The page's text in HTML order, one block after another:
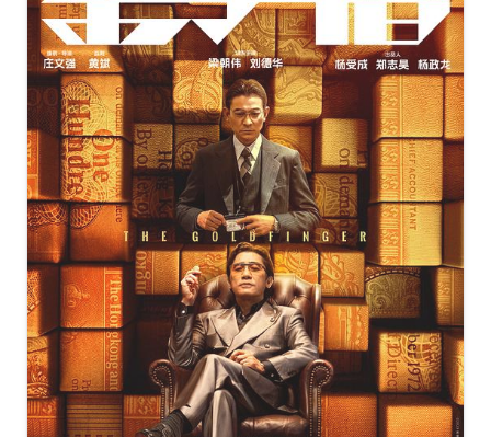
熊猫计划之部落奇遇记[国语音轨/简繁英字
幕].Panda.Plan.The.Magical.Tribe.2026.2160p.WEB-
DL.H265.DTS5.1-DreamHD
[7.01GB] 下载
熊猫计划之部落奇遇记[国语配音/中文字
幕].Panda.Plan.2.2026.2160p.WEB-DL.H265.DDP5.1-
QuickIO
[4.20GB] 复制 下载
熊猫计划之部落奇遇记[国语配音/中文字
幕].2026.2160p.WEB-DL.H265.DDP5.1.2Audios-
PandaQT
[4.11GB] 复制 下载
熊猫计划之部落奇遇记[国语配音/中文字